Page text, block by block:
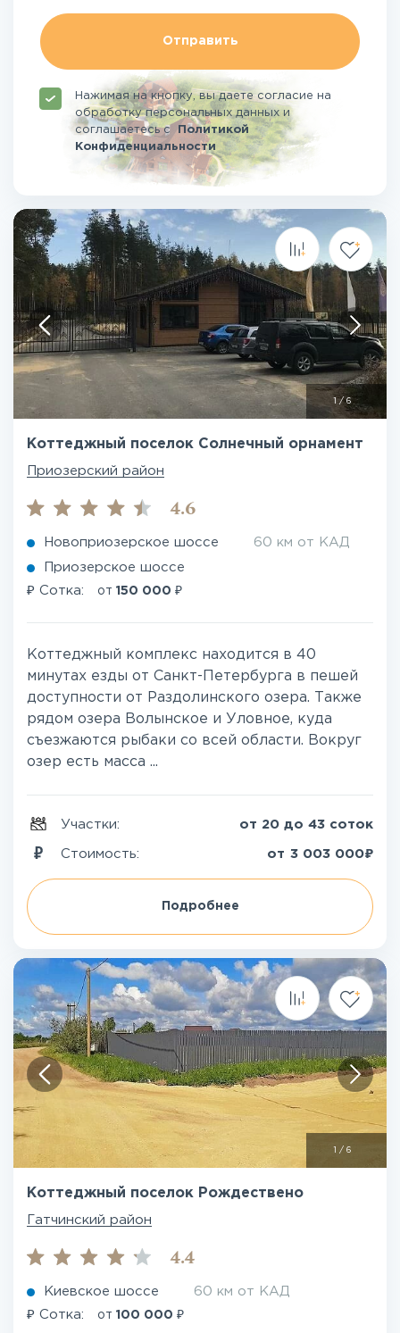
Отправить
Нажимая на кнопку, вы даете согласие на
обработку персональных данных и
соглашаетесьсПолитикой
Конфиденциальности
/6
Коттеджный поселок Солнечный орнамент
Приозерский район
4.6
Новоприозерское шоссе 60 км от КАД
Приозерское шоссе
₽ Сотка: от 150 000 ₽
Коттеджный комплекс находится в 40
минутах езды от Санкт-Петербурга в пешей
доступности от Раздолинского озера. Также
рядом озера Волынское и Уловное, куда
съезжаются рыбаки со всей области. Вокруг
озер есть масса ...
Участки: от 20 до 43 соток
Стоимость: от 3 003 000₽
Подробнее
/ 6
Коттеджный поселок Рождествено
Гатчинский район
4.4
Киевское шоссе 60 км от КАД
₽ Сотка: от 100 000 ₽